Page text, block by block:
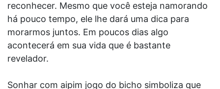
reconhecer. Mesmo que você esteja namorando
há pouco tempo, ele lhe dará uma dica para
morarmos juntos. Em poucos dias algo
acontecerá em sua vida que é bastante
revelador.
Sonhar com aipim jogo do bicho simboliza que